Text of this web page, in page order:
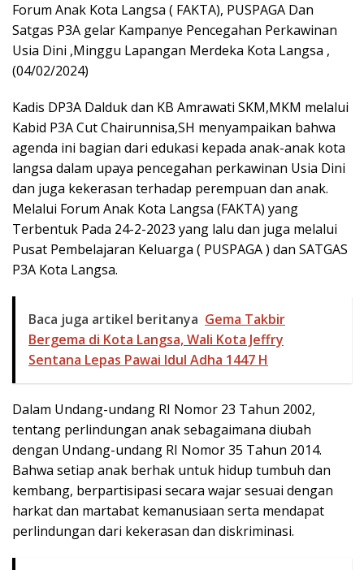
Forum Anak Kota Langsa ( FAKTA), PUSPAGA Dan
Satgas P3A gelar Kampanye Pencegahan Perkawinan
Usia Dini ,Minggu Lapangan Merdeka Kota Langsa ,
(04/02/2024)
Kadis DP3A Dalduk dan KB Amrawati SKM,MKM melalui
Kabid P3A Cut Chairunnisa,SH menyampaikan bahwa
agenda ini bagian dari edukasi kepada anak-anak kota
langsa dalam upaya pencegahan perkawinan Usia Dini
dan juga kekerasan terhadap perempuan dan anak.
Melalui Forum Anak Kota Langsa (FAKTA) yang
Terbentuk Pada 24-2-2023 yang lalu dan juga melalui
Pusat Pembelajaran Keluarga ( PUSPAGA ) dan SATGAS
P3A Kota Langsa.
Baca juga artikel beritanya Gema Takbir
Bergema di Kota Langsa, Wali Kota Jeffry
Sentana Lepas Pawai Idul Adha 1447 H
Dalam Undang-undang RI Nomor 23 Tahun 2002,
tentang perlindungan anak sebagaimana diubah
dengan Undang-undang RI Nomor 35 Tahun 2014.
Bahwa setiap anak berhak untuk hidup tumbuh dan
kembang, berpartisipasi secara wajar sesuai dengan
harkat dan martabat kemanusiaan serta mendapat
perlindungan dari kekerasan dan diskriminasi.